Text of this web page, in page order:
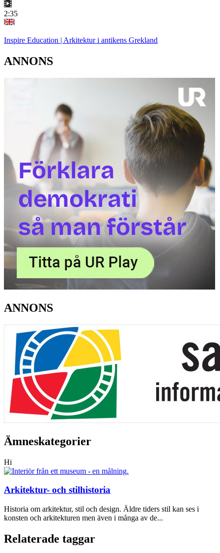
2:35
Inspire Education | Arkitektur i antikens Grekland
ANNONS
ANNONS
Ämneskategorier
Hi
Arkitektur- och stilhistoria
Historia om arkitektur, stil och design. Äldre tiders stil kan ses i
konsten och arkitekturen men även i många av de...
Relaterade taggar